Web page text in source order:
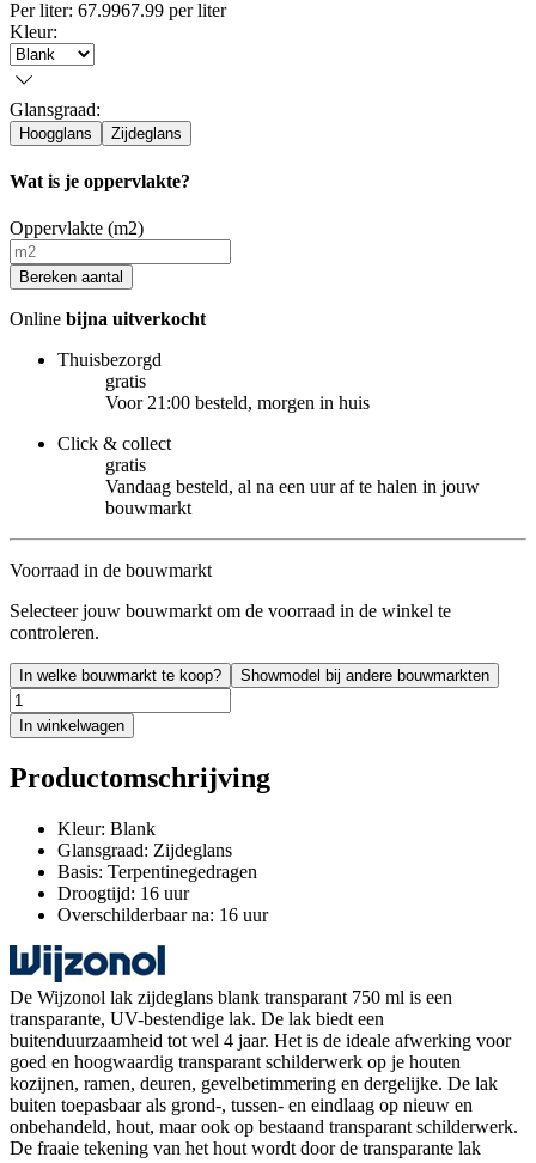
Per liter: 67.9967.99 per liter
Kleur:
Glansgraad:
Hoogglans Zijdeglans
Wat is je oppervlakte?
Oppervlakte (m2)
Bereken aantal
Online bijna uitverkocht
Thuisbezorgd
gratis
Voor 21:00 besteld, morgen in huis
Click & collect
gratis
Vandaag besteld, al na een uur af te halen in jouw
bouwmarkt
Voorraad in de bouwmarkt
Selecteer jouw bouwmarkt om de voorraad in de winkel te
controleren.
In welke bouwmarkt te koop? Showmodel bij andere bouwmarkten
In winkelwagen
Productomschrijving
Kleur: Blank
Glansgraad: Zijdeglans
Basis: Terpentinegedragen
Droogtijd: 16 uur
Overschilderbaar na: 16 uur
De Wijzonol lak zijdeglans blank transparant 750 ml is een
transparante, UV-bestendige lak. De lak biedt een
buitenduurzaamheid tot wel 4 jaar. Het is de ideale afwerking voor
goed en hoogwaardig transparant schilderwerk op je houten
kozijnen, ramen, deuren, gevelbetimmering en dergelijke. De lak
buiten toepasbaar als grond-, tussen- en eindlaag op nieuw en
onbehandeld, hout, maar ook op bestaand transparant schilderwerk.
De fraaie tekening van het hout wordt door de transparante lak